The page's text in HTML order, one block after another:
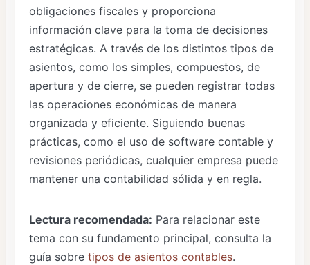
obligaciones fiscales y proporciona
información clave para la toma de decisiones
estratégicas. A través de los distintos tipos de
asientos, como los simples, compuestos, de
apertura y de cierre, se pueden registrar todas
las operaciones económicas de manera
organizada y eficiente. Siguiendo buenas
prácticas, como el uso de software contable y
revisiones periódicas, cualquier empresa puede
mantener una contabilidad sólida y en regla.
Lectura recomendada: Para relacionar este
tema con su fundamento principal, consulta la
guía sobre tipos de asientos contables.